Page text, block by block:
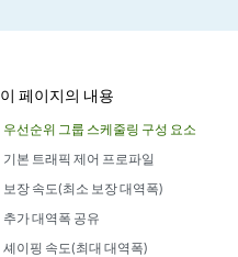
이 페이지의 내용
우선순위 그룹 스케줄링 구성 요소
기본 트래픽 제어 프로파일
보장 속도(최소 보장 대역폭)
추가 대역폭 공유
셰이핑 속도(최대 대역폭)